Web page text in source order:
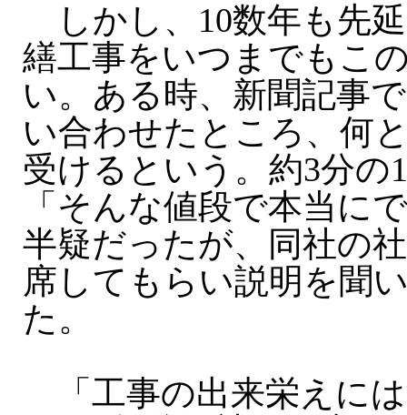
しかし、10数年も先
繕工事をいつまでもこ
い。ある時、新聞記事
い合わせたところ、何
受けるという。約3分の
「そんな値段で本当に
半疑だったが、同社の
席してもらい説明を聞
た。
「工事の出来栄えに